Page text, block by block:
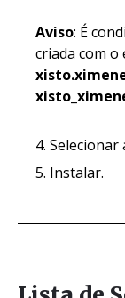
Aviso: É
criada com o
Selecionar
Instalar.